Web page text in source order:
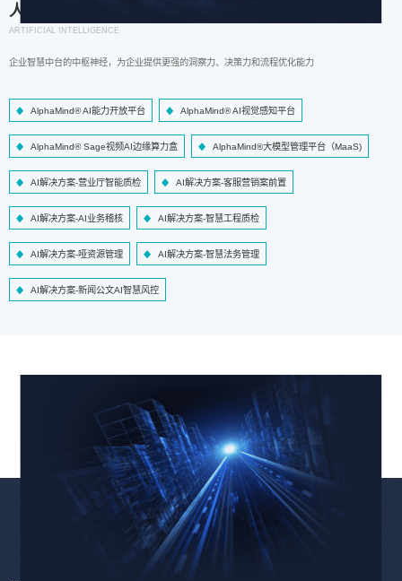
人工智能
ARTIFICIAL INTELLIGENCE
企业智慧中台的中枢神经，为企业提供更强的洞察力、决策力和流程优化能力
AlphaMind® AI能力开放平台 AlphaMind® AI视觉感知平台
AlphaMind® Sage视频AI边缘算力盒 AlphaMind®大模型管理平台（MaaS)
AI解决方案-营业厅智能质检 AI解决方案-客服营销案前置
AI解决方案-AI业务稽核 AI解决方案-智慧工程质检
AI解决方案-哑资源管理 AI解决方案-智慧法务管理
AI解决方案-新闻公文AI智慧风控